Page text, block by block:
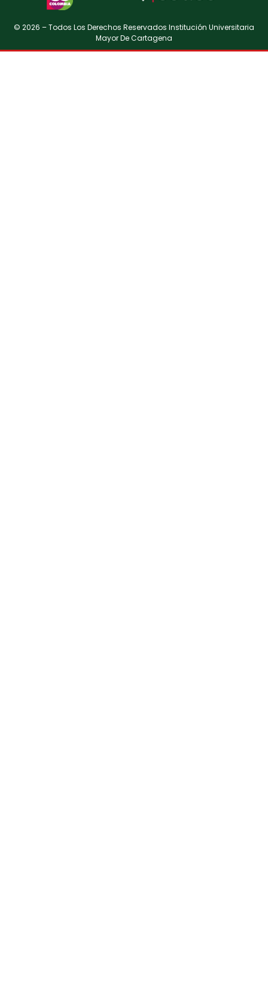
© 2026 – Todos Los Derechos Reservados Institución Universitaria
Mayor De Cartagena